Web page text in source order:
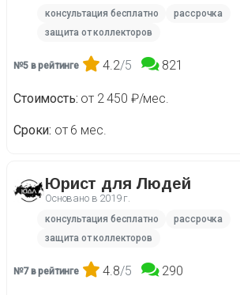
консультация бесплатно
рассрочка
защита от коллекторов
№5 в рейтинге 4.2/5 821
Стоимость от 2 450 ₽/мес.
Сроки от 6 мес.
Юрист для Людей
Основано в 2019 г.
консультация бесплатно
рассрочка
защита от коллекторов
№7 в рейтинге 4.8/5 290